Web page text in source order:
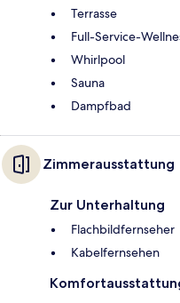
Terrasse
Full-Service-
Whirlpool
Sauna
Dampfbad
Zimmerausstattung
Zur Unterhaltung
Flachbildfernseher
Kabelfernsehen